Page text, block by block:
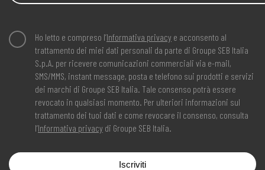
Ho letto e compreso l’Informativa privacy e acconsento al
trattamento dei miei dati personali da parte di Groupe SEB Italia
S.p.A. per ricevere comunicazioni commerciali via e-mail,
SMS/MMS, instant message, posta e telefono sui prodotti e servizi
dei marchi di Groupe SEB Italia. Tale consenso potrà essere
revocato in qualsiasi momento. Per ulteriori informazioni sul
trattamento dei tuoi dati e come revocare il consenso, consulta
l’Informativa privacy di Groupe SEB Italia.
Iscriviti